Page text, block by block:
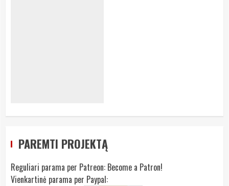
PAREMTI PROJEKTĄ
Reguliari parama per Patreon: Become a Patron!
Vienkartinė parama per Paypal: